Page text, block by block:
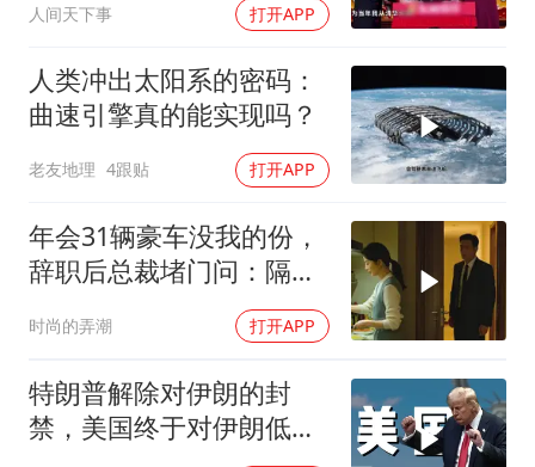
一周大涨超7% 金价为何突然上涨
乐享全民健身 共筑健康中国
人间天下事 打开APP
人类冲出太阳系的密码：
曲速引擎真的能实现吗？
老友地理 4跟贴 打开APP
年会31辆豪车没我的份，
辞职后总裁堵门问：隔壁
时尚的弄潮 打开APP
特朗普解除对伊朗的封
禁，美国终于对伊朗低头